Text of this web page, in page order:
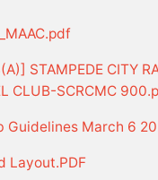
STAMPEDE CITY
CLUB-SCRCMC
Guidelines March 6
Layout.PDF